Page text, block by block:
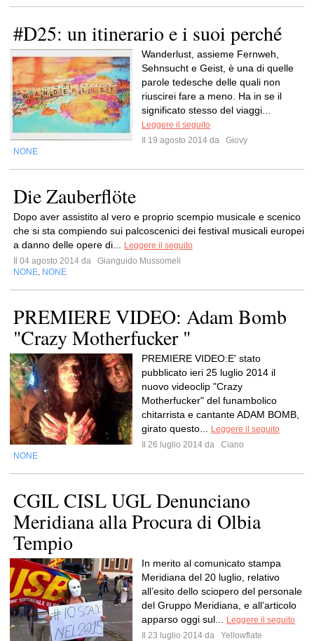
#D25: un itinerario e i suoi perché
Wanderlust, assieme Fernweh,
Sehnsucht e Geist, è una di quelle
parole tedesche delle quali non
riuscirei fare a meno. Ha in se il
significato stesso del viaggi...
Leggere il seguito
Il 19 agosto 2014 da
Giovy
NONE
Die Zauberflöte
Dopo aver assistito al vero e proprio scempio musicale e scenico
che si sta compiendo sui palcoscenici dei festival musicali europei
a danno delle opere di...
Leggere il seguito
Il 04 agosto 2014 da
Gianguido Mussomeli
NONE NONE
PREMIERE VIDEO: Adam Bomb
"Crazy Motherfucker "
PREMIERE VIDEO:E' stato
pubblicato ieri 25 luglio 2014 il
nuovo videoclip "Crazy
Motherfucker" del funambolico
chitarrista e cantante ADAM BOMB,
girato questo...
Leggere il seguito
Il 26 luglio 2014 da
Ciano
NONE
CGIL CISL UGL Denunciano
Meridiana alla Procura di Olbia
Tempio
In merito al comunicato stampa
Meridiana del 20 luglio, relativo
all’esito dello sciopero del personale
del Gruppo Meridiana, e all’articolo
apparso oggi sul...
Leggere il seguito
Il 23 luglio 2014 da
Yellowflate